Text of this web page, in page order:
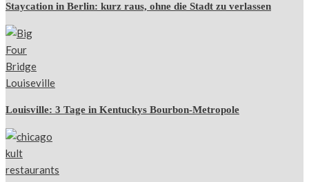
Staycation in Berlin: kurz raus, ohne die Stadt zu verlassen
Louisville: 3 Tage in Kentuckys Bourbon-Metropole